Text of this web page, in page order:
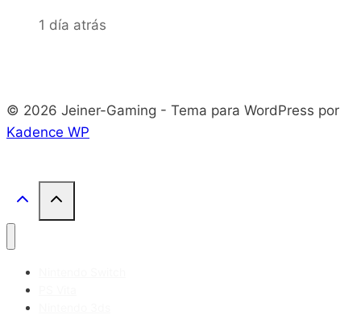
1 día atrás
© 2026 Jeiner-Gaming - Tema para WordPress por
Kadence WP